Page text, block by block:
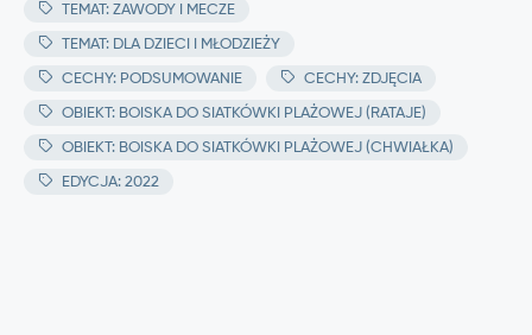
TEMAT: ZAWODY I MECZE
TEMAT: DLA DZIECI I MŁODZIEŻY
CECHY: PODSUMOWANIE CECHY: ZDJĘCIA
OBIEKT: BOISKA DO SIATKÓWKI PLAŻOWEJ (RATAJE)
OBIEKT: BOISKA DO SIATKÓWKI PLAŻOWEJ (CHWIAŁKA)
EDYCJA: 2022